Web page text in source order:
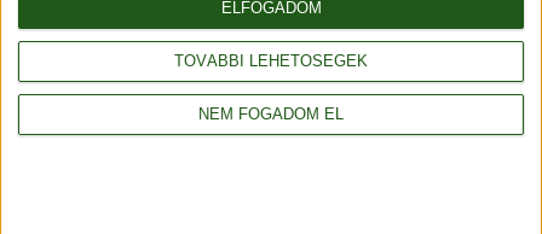
TOVÁBBI LEHETŐSÉGEK
NEM FOGADOM EL
ELFOGADOM
Fonalda facebook